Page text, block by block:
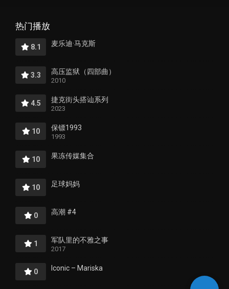
热门播放
8.1 麦乐迪·马克斯
3.3 高压监狱（四部曲）
2010
4.5 捷克街头搭讪系列
2023
10 保镖1993
1993
10 果冻传媒集合
10 足球妈妈
0 高潮 #4
1 军队里的不雅之事
2017
0 Iconic – Mariska